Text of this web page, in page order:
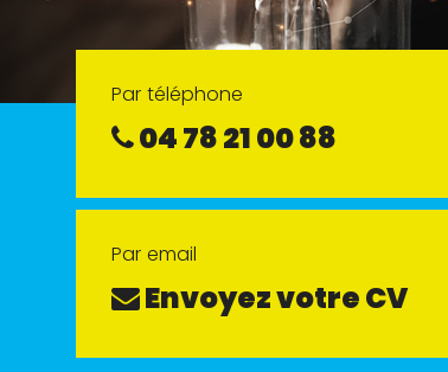
Par téléphone
04 78 21 00 88
Par email
Envoyez votre CV